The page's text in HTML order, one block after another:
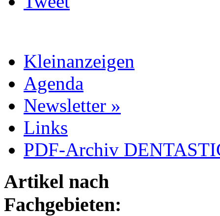
Kleinanzeigen
Agenda
Newsletter »
Links
PDF-Archiv
Artikel nach
Fachgebieten: